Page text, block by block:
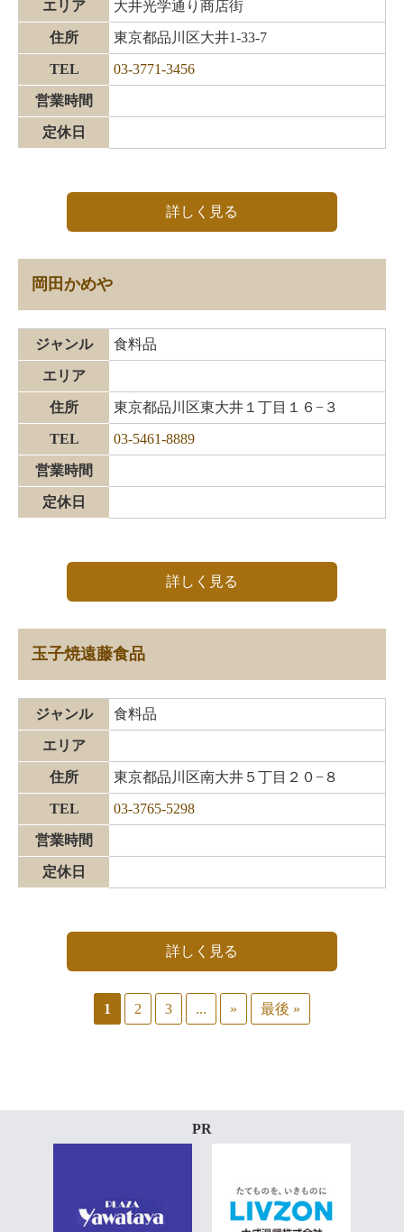
エリア 大井光学通り商店街
住所 東京都品川区大井1-33-7
TEL 03-3771-3456
営業時間
定休日
詳しく見る
岡田かめや
ジャンル 食料品
エリア
住所 東京都品川区東大井１丁目１６−３
TEL 03-5461-8889
営業時間
定休日
詳しく見る
玉子焼遠藤食品
ジャンル 食料品
エリア
住所 東京都品川区南大井５丁目２０−８
TEL 03-3765-5298
営業時間
定休日
詳しく見る
1 2 3 ... » 最後 »
PR